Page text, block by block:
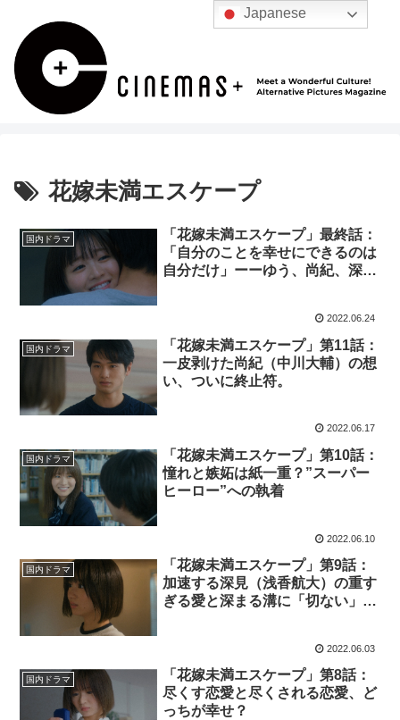
花嫁未満エスケープ
国内ドラマ
「花嫁未満エスケープ」最終話：
「自分のことを幸せにできるのは
自分だけ」ーーゆう、尚紀、深
2022.06.24
国内ドラマ
「花嫁未満エスケープ」第11話：
一皮剥けた尚紀（中川大輔）の想
い、ついに終止符。
2022.06.17
国内ドラマ
「花嫁未満エスケープ」第10話：
憧れと嫉妬は紙一重？”スーパー
ヒーロー”への執着
2022.06.10
国内ドラマ
「花嫁未満エスケープ」第9話：
加速する深見（浅香航大）の重す
ぎる愛と深まる溝に「切ない」
2022.06.03
国内ドラマ
「花嫁未満エスケープ」第8話：
尽くす恋愛と尽くされる恋愛、ど
っちが幸せ？
Japanese